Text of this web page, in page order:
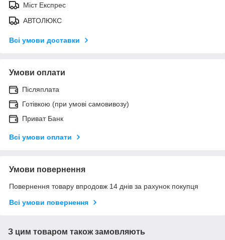
Міст Експрес
АВТОЛЮКС
Всі умови доставки
Умови оплати
Післяплата
Готівкою (при умові самовивозу)
Приват Банк
Всі умови оплати
Умови повернення
Повернення товару впродовж 14 днів за рахунок покупця
Всі умови повернення
З цим товаром також замовляють